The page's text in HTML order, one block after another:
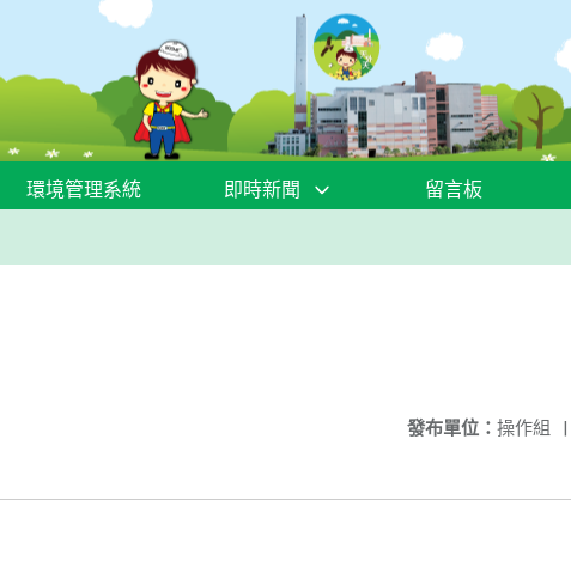
環境管理系統 即時新聞 留言板
發布單位： 操作組 |